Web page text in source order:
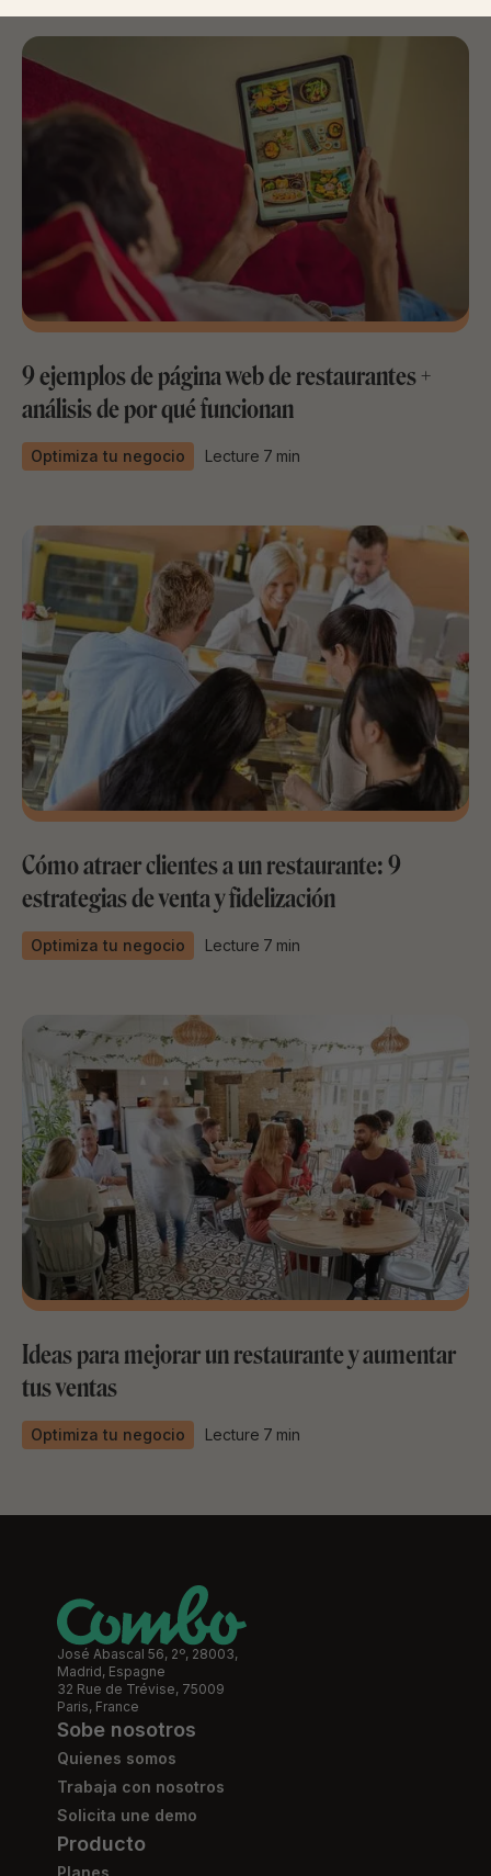
9 ejemplos de página web de restaurantes +
análisis de por qué funcionan
Optimiza tu negocio Lecture 7 min
Cómo atraer clientes a un restaurante: 9
estrategias de venta y fidelización
Optimiza tu negocio Lecture 7 min
Ideas para mejorar un restaurante y aumentar
tus ventas
Optimiza tu negocio Lecture 7 min
José Abascal 56, 2º, 28003,
Madrid, Espagne
32 Rue de Trévise, 75009
Paris, France
Sobe nosotros
Quienes somos
Trabaja con nosotros
Solicita une demo
Producto